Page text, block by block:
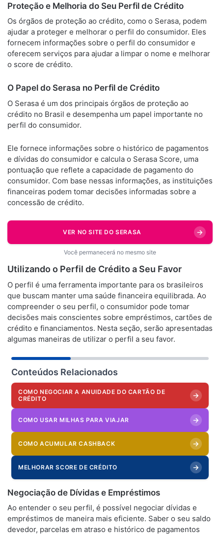
Proteção e Melhoria do Seu Perfil de Crédito
Os órgãos de proteção ao crédito, como o Serasa, podem
ajudar a proteger e melhorar o perfil do consumidor. Eles
fornecem informações sobre o perfil do consumidor e
oferecem serviços para ajudar a limpar o nome e melhorar
o score de crédito.
O Papel do Serasa no Perfil de Crédito
O Serasa é um dos principais órgãos de proteção ao
crédito no Brasil e desempenha um papel importante no
perfil do consumidor.
Ele fornece informações sobre o histórico de pagamentos
e dívidas do consumidor e calcula o Serasa Score, uma
pontuação que reflete a capacidade de pagamento do
consumidor. Com base nessas informações, as instituições
financeiras podem tomar decisões informadas sobre a
concessão de crédito.
VER NO SITE DO SERASA →
Você permanecerá no mesmo site
Utilizando o Perfil de Crédito a Seu Favor
O perfil é uma ferramenta importante para os brasileiros
que buscam manter uma saúde financeira equilibrada. Ao
compreender o seu perfil, o consumidor pode tomar
decisões mais conscientes sobre empréstimos, cartões de
crédito e financiamentos. Nesta seção, serão apresentadas
algumas maneiras de utilizar o perfil a seu favor.
Conteúdos Relacionados
COMO NEGOCIAR A ANUIDADE DO CARTÃO DE
CRÉDITO
→
COMO USAR MILHAS PARA VIAJAR →
COMO ACUMULAR CASHBACK →
MELHORAR SCORE DE CRÉDITO →
Negociação de Dívidas e Empréstimos
Ao entender o seu perfil, é possível negociar dívidas e
empréstimos de maneira mais eficiente. Saber o seu saldo
devedor, parcelas em atraso e histórico de pagamentos